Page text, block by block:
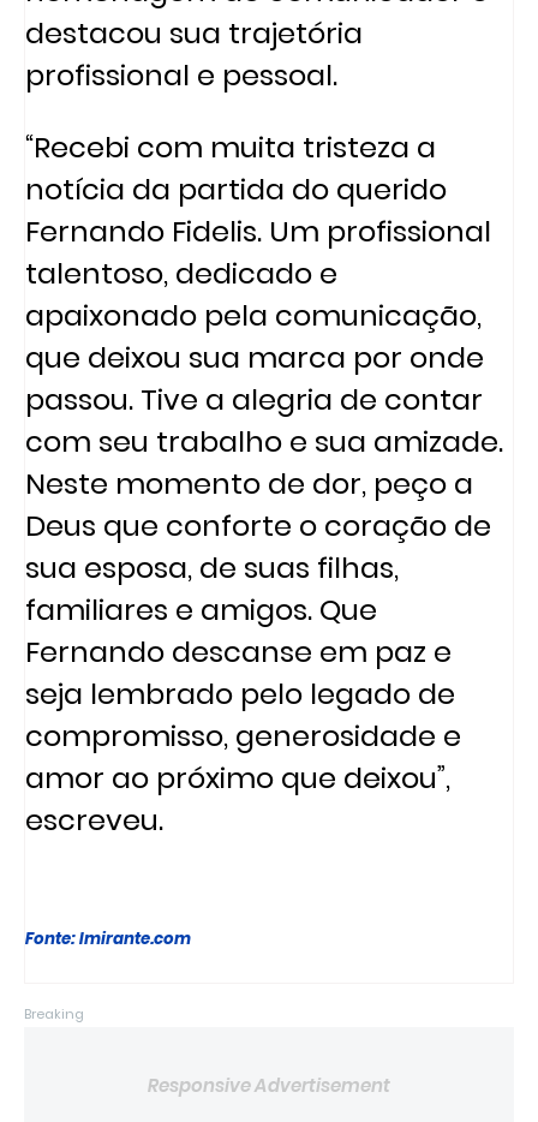
destacou sua trajetória
profissional e pessoal.
“Recebi com muita tristeza a
notícia da partida do querido
Fernando Fidelis. Um profissional
talentoso, dedicado e
apaixonado pela comunicação,
que deixou sua marca por onde
passou. Tive a alegria de contar
com seu trabalho e sua amizade.
Neste momento de dor, peço a
Deus que conforte o coração de
sua esposa, de suas filhas,
familiares e amigos. Que
Fernando descanse em paz e
seja lembrado pelo legado de
compromisso, generosidade e
amor ao próximo que deixou”,
escreveu.
Fonte: Imirante.com
Breaking
Responsive Advertisement